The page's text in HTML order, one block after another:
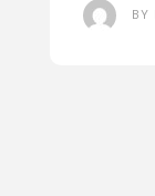
BY